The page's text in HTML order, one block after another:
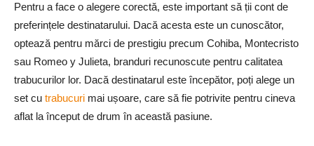
Pentru a face o alegere corectă, este important să ții cont de
preferințele destinatarului. Dacă acesta este un cunoscător,
optează pentru mărci de prestigiu precum Cohiba, Montecristo
sau Romeo y Julieta, branduri recunoscute pentru calitatea
trabucurilor lor. Dacă destinatarul este începător, poți alege un
set cu trabucuri mai ușoare, care să fie potrivite pentru cineva
aflat la început de drum în această pasiune.